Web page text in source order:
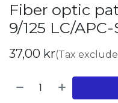
Fiber optic
9/125 LC/
37,00 kr(Tax